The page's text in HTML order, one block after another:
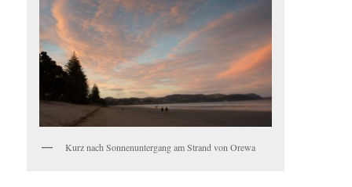
Kurz nach Sonnenuntergang am Strand von Orewa